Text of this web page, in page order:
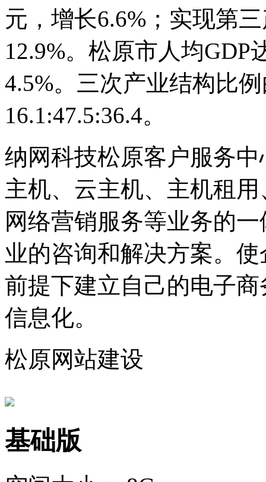
元，增长6.6%；实现第
12.9%。松原市人均GDP
4.5%。三次产业结构比
16.1:47.5:36.4。
纳网科技松原客户服务
主机、云主机、主机租
网络营销服务等业务的
业的咨询和解决方案。
前提下建立自己的电子
信息化。
松原网站建设
基础版